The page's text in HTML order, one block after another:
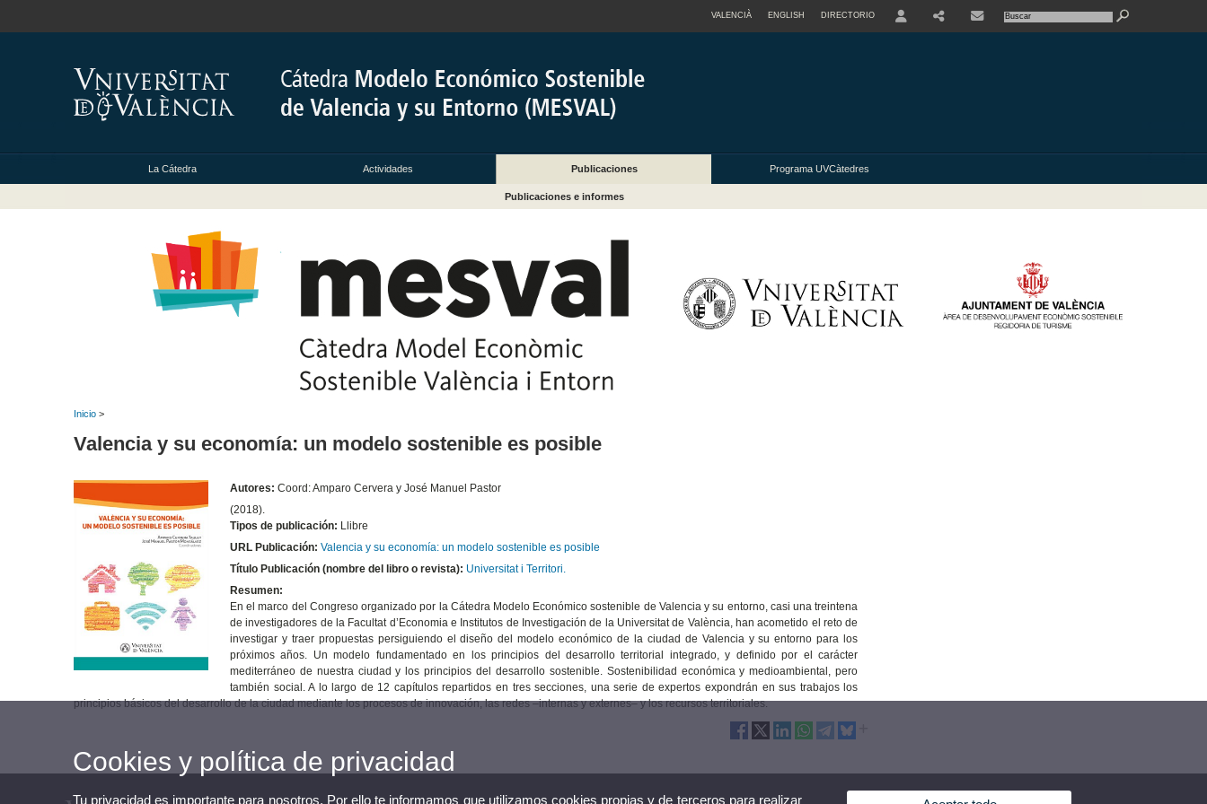
VALENCIÀ ENGLISH DIRECTORIO
La Cátedra Actividades Publicaciones Programa UVCàtedres
Publicaciones e informes
Inicio >
Valencia y su economía: un modelo sostenible es posible
Autores: Coord: Amparo Cervera y José Manuel Pastor
(2018).
Tipos de publicación: Llibre
URL Publicación: Valencia y su economía: un modelo sostenible es posible
Título Publicación (nombre del libro o revista): Universitat i Territori.
Resumen:
En el marco del Congreso organizado por la Cátedra Modelo Económico sostenible de Valencia y su entorno, casi una treintena
de investigadores de la Facultat d’Economia e Institutos de Investigación de la Universitat de València, han acometido el reto de
investigar y traer propuestas persiguiendo el diseño del modelo económico de la ciudad de Valencia y su entorno para los
próximos años. Un modelo fundamentado en los principios del desarrollo territorial integrado, y definido por el carácter
mediterráneo de nuestra ciudad y los principios del desarrollo sostenible. Sostenibilidad económica y medioambiental, pero
también social. A lo largo de 12 capítulos repartidos en tres secciones, una serie de expertos expondrán en sus trabajos los
principios básicos del desarrollo de la ciudad mediante los procesos de innovación, las redes ‒internas y externes‒ y los recursos territoriales.
Cookies y política de privacidad
Tu privacidad es importante para nosotros. Por ello te informamos que utilizamos cookies propias y de terceros para realizar